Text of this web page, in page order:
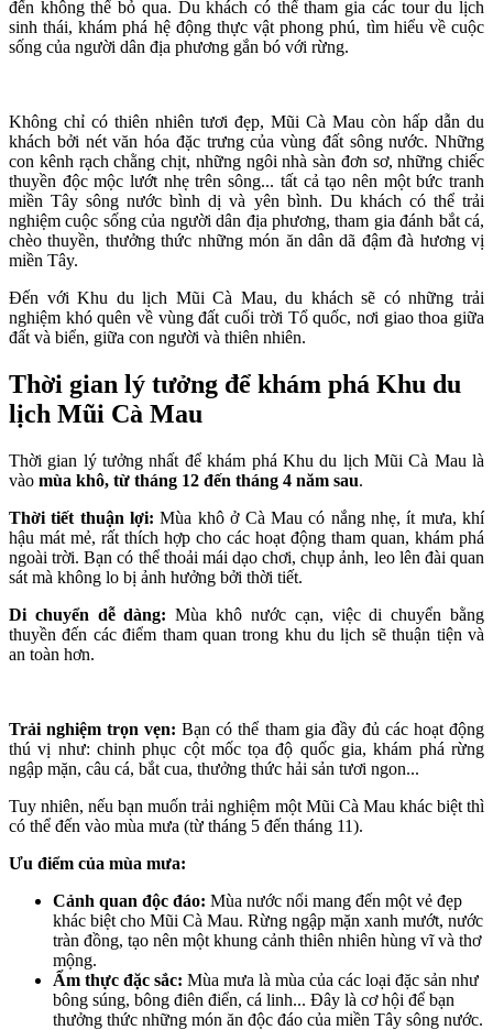
đến không thể bỏ qua. Du khách có thể tham gia các tour du lịch
sinh thái, khám phá hệ động thực vật phong phú, tìm hiểu về cuộc
sống của người dân địa phương gắn bó với rừng.
Không chỉ có thiên nhiên tươi đẹp, Mũi Cà Mau còn hấp dẫn du
khách bởi nét văn hóa đặc trưng của vùng đất sông nước. Những
con kênh rạch chằng chịt, những ngôi nhà sàn đơn sơ, những chiếc
thuyền độc mộc lướt nhẹ trên sông... tất cả tạo nên một bức tranh
miền Tây sông nước bình dị và yên bình. Du khách có thể trải
nghiệm cuộc sống của người dân địa phương, tham gia đánh bắt cá,
chèo thuyền, thưởng thức những món ăn dân dã đậm đà hương vị
miền Tây.
Đến với Khu du lịch Mũi Cà Mau, du khách sẽ có những trải
nghiệm khó quên về vùng đất cuối trời Tổ quốc, nơi giao thoa giữa
đất và biển, giữa con người và thiên nhiên.
Thời gian lý tưởng để khám phá Khu du
lịch Mũi Cà Mau
Thời gian lý tưởng nhất để khám phá Khu du lịch Mũi Cà Mau là
vào mùa khô, từ tháng 12 đến tháng 4 năm sau.
Thời tiết thuận lợi: Mùa khô ở Cà Mau có nắng nhẹ, ít mưa, khí
hậu mát mẻ, rất thích hợp cho các hoạt động tham quan, khám phá
ngoài trời. Bạn có thể thoải mái dạo chơi, chụp ảnh, leo lên đài quan
sát mà không lo bị ảnh hưởng bởi thời tiết.
Di chuyển dễ dàng: Mùa khô nước cạn, việc di chuyển bằng
thuyền đến các điểm tham quan trong khu du lịch sẽ thuận tiện và
an toàn hơn.
Trải nghiệm trọn vẹn: Bạn có thể tham gia đầy đủ các hoạt động
thú vị như: chinh phục cột mốc tọa độ quốc gia, khám phá rừng
ngập mặn, câu cá, bắt cua, thưởng thức hải sản tươi ngon...
Tuy nhiên, nếu bạn muốn trải nghiệm một Mũi Cà Mau khác biệt thì
có thể đến vào mùa mưa (từ tháng 5 đến tháng 11).
Ưu điểm của mùa mưa:
Cảnh quan độc đáo: Mùa nước nổi mang đến một vẻ đẹp
khác biệt cho Mũi Cà Mau. Rừng ngập mặn xanh mướt, nước
tràn đồng, tạo nên một khung cảnh thiên nhiên hùng vĩ và thơ
mộng.
Ẩm thực đặc sắc: Mùa mưa là mùa của các loại đặc sản như
bông súng, bông điên điển, cá linh... Đây là cơ hội để bạn
thưởng thức những món ăn độc đáo của miền Tây sông nước.